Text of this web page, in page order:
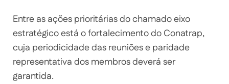
Entre as ações prioritárias do chamado eixo
estratégico está o fortalecimento do Conatrap,
cuja periodicidade das reuniões e paridade
representativa dos membros deverá ser
garantida.